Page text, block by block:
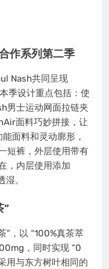
作系列第二季
Nash共同呈现
季设计重点包括：使
男士运动网面拉链夹
面料巧妙拼接，让
面料和灵动廓形，
短裤，外层使用带有
，内层使用添加
。
”
”，以 “100%真茶萃
，同时实现 “0
用与东方树叶相同的